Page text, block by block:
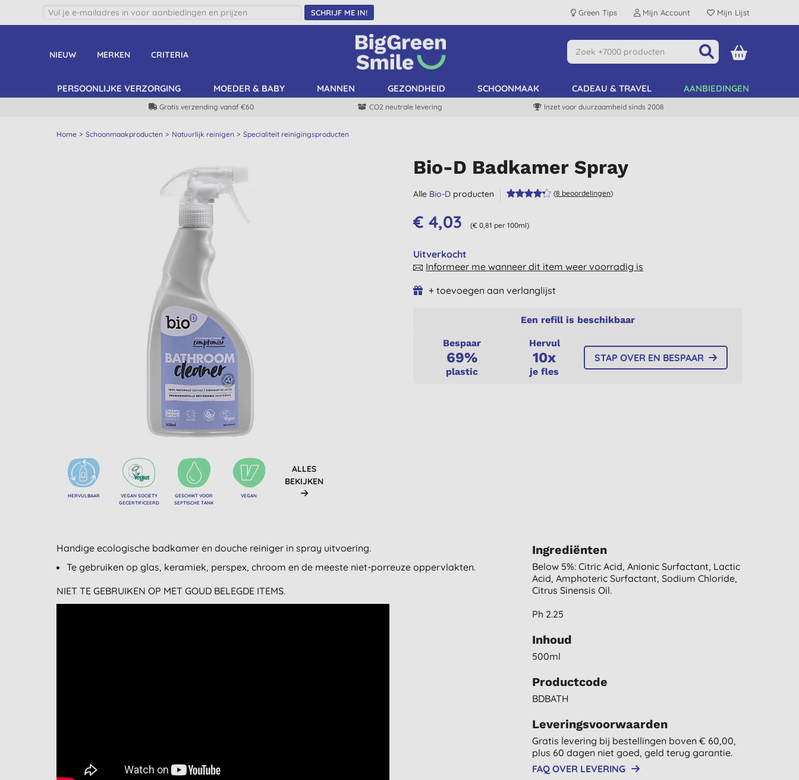
SCHRIJF ME IN! Green Tips Mijn Account Mijn Lijst
NIEUW MERKEN CRITERIA
PERSOONLIJKE VERZORGING MOEDER & BABY MANNEN GEZONDHEID SCHOONMAAK CADEAU & TRAVEL AANBIEDINGEN
Gratis verzending vanaf €60 CO2 neutrale levering Inzet voor duurzaamheid sinds 2008
Home Schoonmaakproducten Natuurlijk reinigen Specialiteit reinigingsproducten
HERVULBAAR
VEGAN SOCIETY
GECERTIFICEERD
GESCHIKT VOOR
SEPTISCHE TANK
VEGAN
ALLES
BEKIJKEN
Bio-D Badkamer Spray
Alle Bio-D producten (8 beoordelingen)
€ 4,03 (€ 0,81 per 100ml)
Uitverkocht
Informeer me wanneer dit item weer voorradig is
+ toevoegen aan verlanglijst
Een refill is beschikbaar
Bespaar
69%
plastic
Hervul
10x
je fles
STAP OVER EN BESPAAR
Handige ecologische badkamer en douche reiniger in spray uitvoering.
Te gebruiken op glas, keramiek, perspex, chroom en de meeste niet-porreuze oppervlakten.
NIET TE GEBRUIKEN OP MET GOUD BELEGDE ITEMS.
Ingrediënten
Below 5%: Citric Acid, Anionic Surfactant, Lactic
Acid, Amphoteric Surfactant, Sodium Chloride,
Citrus Sinensis Oil.
Ph 2.25
Inhoud
500ml
Productcode
BDBATH
Leveringsvoorwaarden
Gratis levering bij bestellingen boven € 60,00,
plus 60 dagen niet goed, geld terug garantie.
FAQ OVER LEVERING